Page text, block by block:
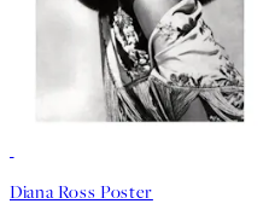
Diana Ross Poster